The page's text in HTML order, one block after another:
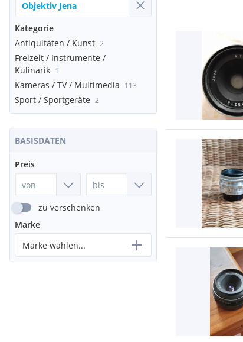
Kategorie
Antiquitäten / Kunst 2
Freizeit / Instrumente /
Kulinarik 1
Kameras / TV / Multimedia 113
Sport / Sportgeräte 2
BASISDATEN
Preis
zu verschenken
Marke
Marke wählen...